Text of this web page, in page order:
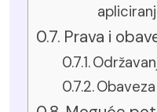
Prava i